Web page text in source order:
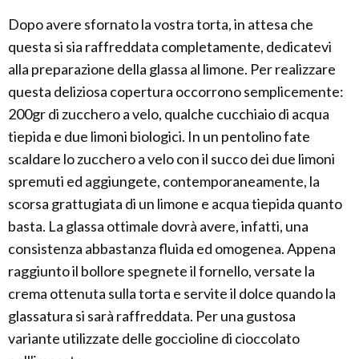
Dopo avere sfornato la vostra torta, in attesa che
questa si sia raffreddata completamente, dedicatevi
alla preparazione della glassa al limone. Per realizzare
questa deliziosa copertura occorrono semplicemente:
200gr di zucchero a velo, qualche cucchiaio di acqua
tiepida e due limoni biologici. In un pentolino fate
scaldare lo zucchero a velo con il succo dei due limoni
spremuti ed aggiungete, contemporaneamente, la
scorsa grattugiata di un limone e acqua tiepida quanto
basta. La glassa ottimale dovrà avere, infatti, una
consistenza abbastanza fluida ed omogenea. Appena
raggiunto il bollore spegnete il fornello, versate la
crema ottenuta sulla torta e servite il dolce quando la
glassatura si sarà raffreddata. Per una gustosa
variante utilizzate delle goccioline di cioccolato